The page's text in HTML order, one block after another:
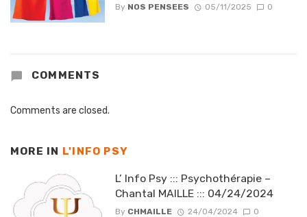
By NOS PENSEES 05/11/2025 0
COMMENTS
Comments are closed.
MORE IN L'INFO PSY
L’ Info Psy ::: Psychothérapie –
Chantal MAILLE ::: 04/24/2024
By CHMAILLE 24/04/2024 0